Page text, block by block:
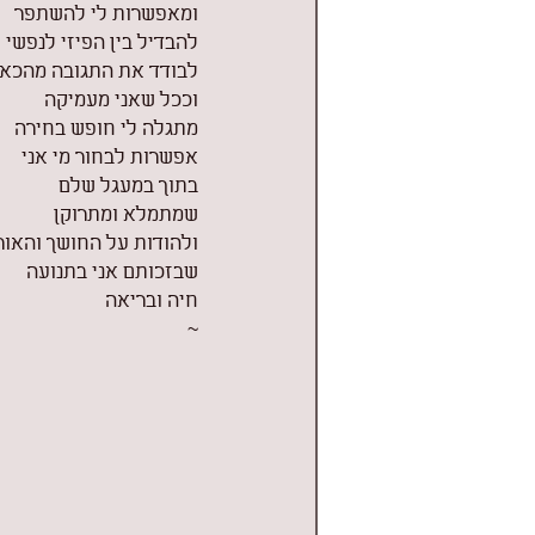
ומאפשרות לי להשתפר
להבדיל בין הפיזי לנפשי
לבודד את התגובה
וככל שאני מעמיקה
מתגלה לי חופש בחירה
אפשרות לבחור מי אני
בתוך במעגל שלם
שמתמלא ומתרוקן
ולהודות על החושך
שבזכותם אני בתנועה
חיה ובריאה
~